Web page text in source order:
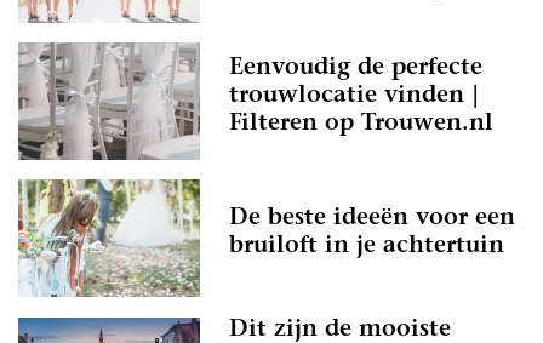
Eenvoudig de perfecte
trouwlocatie vinden |
Filteren op Trouwen.nl
De beste ideeën voor een
bruiloft in je achtertuin
Dit zijn de mooiste